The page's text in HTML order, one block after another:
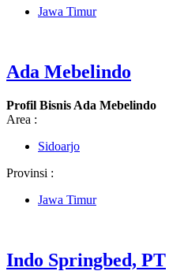
Jawa Timur
Ada Mebelindo
Profil Bisnis Ada Mebelindo
Area :
Sidoarjo
Provinsi :
Jawa Timur
Indo Springbed, PT